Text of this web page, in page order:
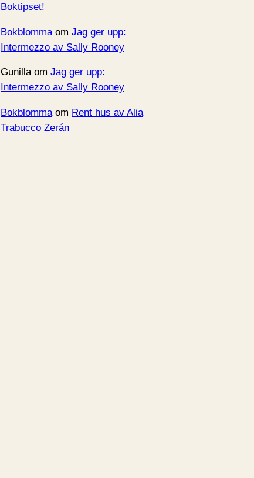
Boktipset!
Bokblomma om Jag ger upp:
Intermezzo av Sally Rooney
Gunillaom Jag ger upp:
Intermezzo av Sally Rooney
Bokblommaom Rent hus av Alia
Trabucco Zerán